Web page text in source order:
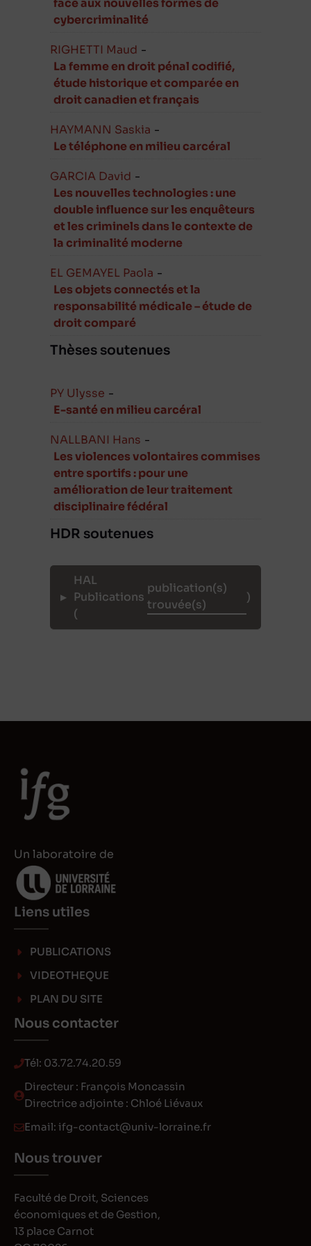
face aux nouvelles formes de
cybercriminalité
RIGHETTI Maud -
La femme en droit pénal codifié,
étude historique et comparée en
droit canadien et français
HAYMANN Saskia -
Le téléphone en milieu carcéral
GARCIA David -
Les nouvelles technologies : une
double influence sur les enquêteurs
et les criminels dans le contexte de
la criminalité moderne
EL GEMAYEL Paola -
Les objets connectés et la
responsabilité médicale – étude de
droit comparé
Thèses soutenues
PY Ulysse -
E-santé en milieu carcéral
NALLBANI Hans -
Les violences volontaires commises
entre sportifs : pour une
amélioration de leur traitement
disciplinaire fédéral
HDR soutenues
HAL
Publications
(
)
Un laboratoire de
Liens utiles
PUBLICATIONS
VIDEOTHEQUE
PLAN DU SITE
Nous contacter
Tél: 03.72.74.20.59
Directeur : François Moncassin
Directrice adjointe : Chloé Liévaux
Email: ifg-contact@univ-lorraine.fr
Nous trouver
Faculté de Droit, Sciences
économiques et de Gestion,
13 place Carnot